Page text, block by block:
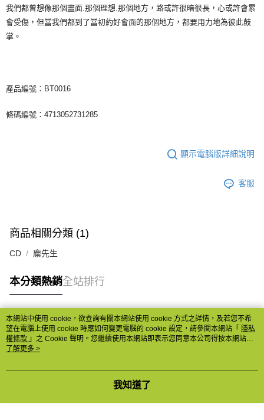
我們都曾想像那個畫面.那個理想.那個地方，路或許很暗很長，心或許會累
會受傷，但當我們都到了當初約好會面的那個地方，都要用力地為彼此鼓
掌。
產品編號：BT0016
條碼編號：4713052731285
顯示電腦版詳細說明
客服
商品相關分類 (1)
CD 麋先生
本分類熱銷全站排行
熱門標籤
本網站中使用 cookie，欲查詢有關本網站使用 cookie 方式之詳情，及若您不希
望在電腦上使用 cookie 時應如何變更電腦的 cookie 設定，請參閱本網站「 隱私
權條款 」之 Cookie 聲明。您繼續使用本網站即表示您同意本公司得按本網站使
用條款之 Cookie 聲明使用 cookie。
了解更多 >
我知道了